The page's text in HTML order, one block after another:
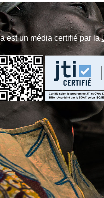
est un média certifié par la